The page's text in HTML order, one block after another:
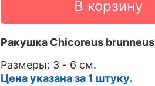
В корзину
Ракушка Chicoreus brunneus
Размеры: 3 - 6 см.
Цена указана за 1 штуку.